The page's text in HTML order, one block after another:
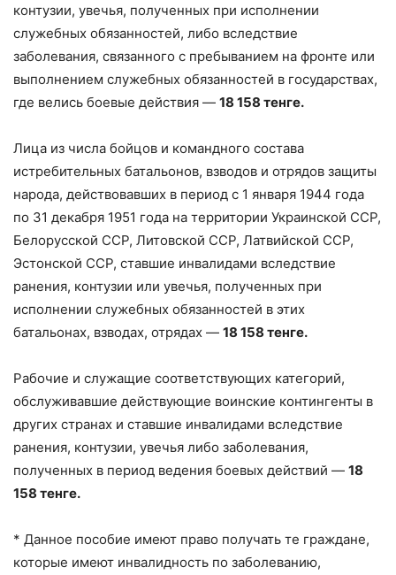
контузии, увечья, полученных при исполнении
служебных обязанностей, либо вследствие
заболевания, связанного с пребыванием на фронте или
выполнением служебных обязанностей в государствах,
где велись боевые действия — 18 158 тенге.
Лица из числа бойцов и командного состава
истребительных батальонов, взводов и отрядов защиты
народа, действовавших в период с 1 января 1944 года
по 31 декабря 1951 года на территории Украинской ССР,
Белорусской ССР, Литовской ССР, Латвийской ССР,
Эстонской ССР, ставшие инвалидами вследствие
ранения, контузии или увечья, полученных при
исполнении служебных обязанностей в этих
батальонах, взводах, отрядах — 18 158 тенге.
Рабочие и служащие соответствующих категорий,
обслуживавшие действующие воинские контингенты в
других странах и ставшие инвалидами вследствие
ранения, контузии, увечья либо заболевания,
полученных в период ведения боевых действий — 18
158 тенге.
* Данное пособие имеют право получать те граждане,
которые имеют инвалидность по заболеванию,